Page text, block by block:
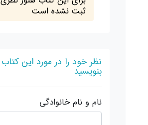
ثبت نشده است
نظر خود را در مورد این کتاب
بنویسید
نام و نام خانوادگی